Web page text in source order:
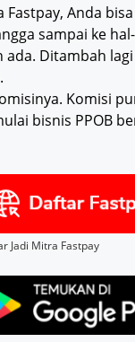
Anda
sampai ke
Ditambah
.
Komisi
bisnis PPOB
Jadi Mitra Fastpay